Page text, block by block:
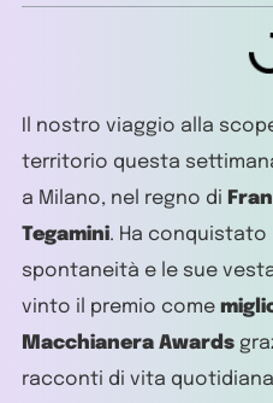
Il nostro viaggio alla
territorio questa
a Milano, nel regno di
Tegamini. Ha conquistato
spontaneità e le sue
vinto il premio come
Macchianera Awards
racconti di vita